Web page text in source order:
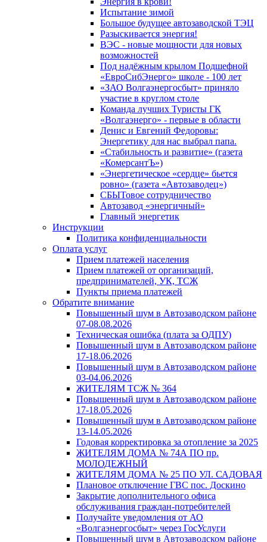
Испытание зимой
Большое будущее автозаводской ТЭЦ
Разыскивается энергия!
ВЭС - новые мощности для новых
возможностей
Под надёжным крылом Подшефной
«ЕвроСибЭнерго» школе - 100 лет
«ЗАО Волгаэнергосбыт» приняло
участие в круглом столе
Команда лучших Туристы ГК
«Волгаэнерго» - первые в области
Денис и Евгений Федоровы:
Энергетику для нас выбрал папа.
«Стабильность и развитие» (газета
«КомерсантЪ»)
«Энергетическое «сердце» бьется
ровно» (газета «Автозаводец»)
СБЫТовое сотрудничество
Автозавод «энергичный»
Главный энергетик
Инструкции
Политика конфиденциальности
Оплата услуг
Прием платежей населения
Прием платежей от организаций,
предпринимателей, УК, ТСЖ
Пункты приема платежей
Обратите внимание
Повышенный шум в Автозаводском районе
07-08.08.2026
Техническая ошибка (плата за ОДПУ)
Повышенный шум в Автозаводском районе
17-18.06.2026
Повышенный шум в Автозаводском районе
03-04.06.2026
ЖИТЕЛЯМ ТСЖ № 364
Повышенный шум в Автозаводском районе
17-18.05.2026
Повышенный шум в Автозаводском районе
13-14.05.2026
Годовая корректировка за отопление за 2025
ЖИТЕЛЯМ ДОМА № 74А ПО пр.
МОЛОДЕЖНЫЙ
ЖИТЕЛЯМ ДОМА № 25 ПО УЛ. САДОВАЯ
Плановое отключение ГВС пос. Доскино
Закрытие дополнительного офиса
обслуживания граждан-потребителей
Получайте уведомления от АО
«Волгаэнергосбыт» через ГосУслуги
Повышенный шум в Автозаводском районе